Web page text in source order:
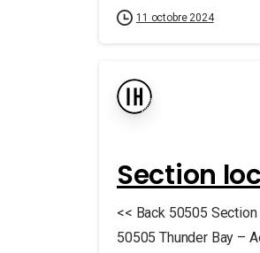
11 octobre 2024
Section
<< Back 50505
50505 Thunder Bay –